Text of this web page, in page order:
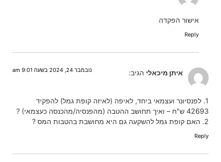
אישור הפקדה
Reply
איתן מיכאלי הגיב: נובמבר 24, 2024 בשעה 9:01 am
1. לפנסיונר ועצמאי ביחד, לאיפה (לאיזה קופת גמל) להפקיד
42693 ש"ח – ואיך תחושב ההטבה (מהפנסיה/מהכנסה כעצמאי) ?
2. האם קופת גמל להשקעה גם היא מחושבת בהטבות המס ?
Reply